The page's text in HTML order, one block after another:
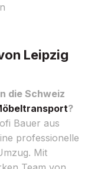
Leipzig
die Schweiz
?
Bauer aus
professionelle
Mit